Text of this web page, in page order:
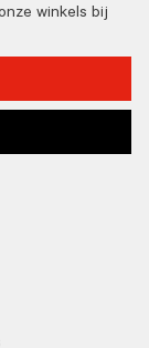
winkels bij